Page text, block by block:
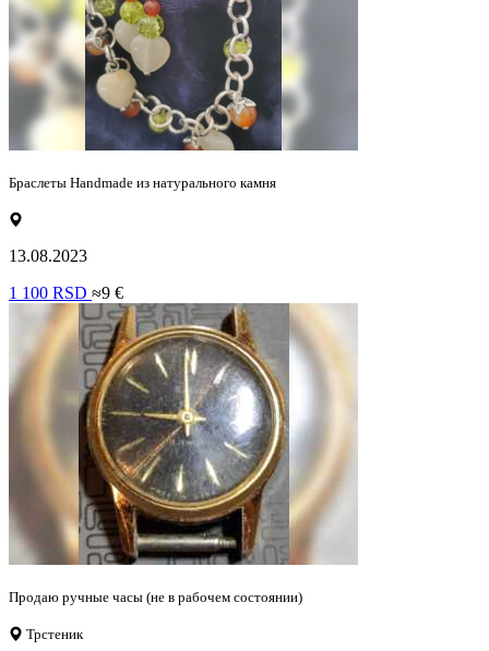
Браслеты Handmade из натурального камня
13.08.2023
1 100 RSD ≈9 €
Продаю ручные часы (не в рабочем состоянии)
Трстеник